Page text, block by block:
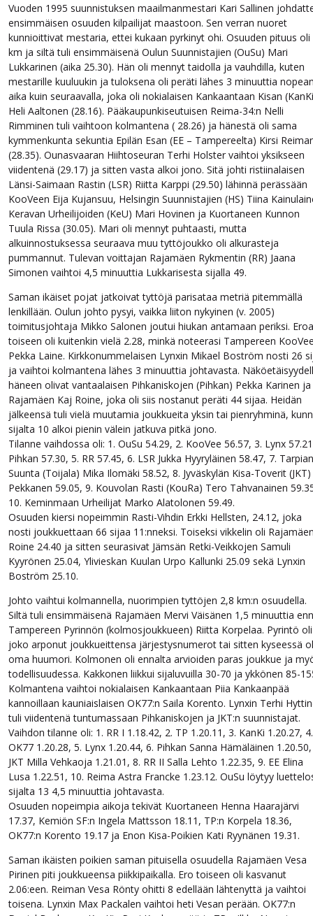
Vuoden 1995 suunnistuksen maailmanmestari Kari Sallinen
ensimmäisen osuuden kilpailijat maastoon. Sen verran nuoret
kunnioittivat mestaria, ettei kukaan pyrkinyt ohi. Osuuden pituus oli
km ja siltä tuli ensimmäisenä Oulun Suunnistajien (OuSu) Mari
Lukkarinen (aika 25.30). Hän oli mennyt taidolla ja vauhdilla, kuten
mestarille kuuluukin ja tuloksena oli peräti lähes 3 minuuttia
aika kuin seuraavalla, joka oli nokialaisen Kankaantaan Kisan
Heli Aaltonen (28.16). Pääkaupunkiseutuisen Reima-34:n Nelli
Rimminen tuli vaihtoon kolmantena ( 28.26) ja hänestä oli sama
kymmenkunta sekuntia Epilän Esan (EE – Tampereelta) Kirsi
(28.35). Ounasvaaran Hiihtoseuran Terhi Holster vaihtoi yksikseen
viidentenä (29.17) ja sitten vasta alkoi jono. Sitä johti ristiinalaisen
Länsi-Saimaan Rastin (LSR) Riitta Karppi (29.50) lähinnä perässään
KooVeen Eija Kujansuu, Helsingin Suunnistajien (HS) Tiina
Keravan Urheilijoiden (KeU) Mari Hovinen ja Kuortaneen Kunnon
Tuula Rissa (30.05). Mari oli mennyt puhtaasti, mutta
alkuinnostuksessa seuraava muu tyttöjoukko oli alkurasteja
pummannut. Tulevan voittajan Rajamäen Rykmentin (RR) Jaana
Simonen vaihtoi 4,5 minuuttia Lukkarisesta sijalla 49.
Saman ikäiset pojat jatkoivat tyttöjä parisataa metriä pitemmällä
lenkillään. Oulun johto pysyi, vaikka liiton nykyinen (v. 2005)
toimitusjohtaja Mikko Salonen joutui hiukan antamaan periksi. Eroa
toiseen oli kuitenkin vielä 2.28, minkä noteerasi Tampereen
Pekka Laine. Kirkkonummelaisen Lynxin Mikael Boström nosti 26
ja vaihtoi kolmantena lähes 3 minuuttia johtavasta.
häneen olivat vantaalaisen Pihkaniskojen (Pihkan) Pekka Karinen ja
Rajamäen Kaj Roine, joka oli siis nostanut peräti 44 sijaa. Heidän
jälkeensä tuli vielä muutamia joukkueita yksin tai pienryhminä,
sijalta 10 alkoi pienin välein jatkuva pitkä jono.
Tilanne vaihdossa oli: 1. OuSu 54.29, 2. KooVee 56.57, 3. Lynx
Pihkan 57.30, 5. RR 57.45, 6. LSR Jukka Hyyryläinen 58.47, 7. Tarpian
Suunta (Toijala) Mika Ilomäki 58.52, 8. Jyväskylän Kisa-Toverit (JKT)
Pekkanen 59.05, 9. Kouvolan Rasti (KouRa) Tero Tahvanainen
10. Keminmaan Urheilijat Marko Alatolonen 59.49.
Osuuden kiersi nopeimmin Rasti-Vihdin Erkki Hellsten, 24.12, joka
nosti joukkuettaan 66 sijaa 11:nneksi. Toiseksi vikkelin oli
Roine 24.40 ja sitten seurasivat Jämsän Retki-Veikkojen Samuli
Kyyrönen 25.04, Ylivieskan Kuulan Urpo Kallunki 25.09 sekä Lynxin
Boström 25.10.
Johto vaihtui kolmannella, nuorimpien tyttöjen 2,8 km:n osuudella.
Siltä tuli ensimmäisenä Rajamäen Mervi Väisänen 1,5 minuuttia
Tampereen Pyrinnön (kolmosjoukkueen) Riitta Korpelaa. Pyrintö oli
joko arponut joukkueittensa järjestysnumerot tai sitten kyseessä
oma huumori. Kolmonen oli ennalta arvioiden paras joukkue ja
todellisuudessa. Kakkonen liikkui sijaluvuilla 30-70 ja ykkönen 85-
Kolmantena vaihtoi nokialaisen Kankaantaan Piia Kankaanpää
kannoillaan kauniaislaisen OK77:n Saila Korento. Lynxin Terhi
tuli viidentenä tuntumassaan Pihkaniskojen ja JKT:n suunnistajat.
Vaihdon tilanne oli: 1. RR I 1.18.42, 2. TP 1.20.11, 3. KanKi 1.20.27, 4.
OK77 1.20.28, 5. Lynx 1.20.44, 6. Pihkan Sanna Hämäläinen
JKT Milla Vehkaoja 1.21.01, 8. RR II Salla Lehto 1.22.35, 9. EE Elina
Lusa 1.22.51, 10. Reima Astra Francke 1.23.12. OuSu löytyy
sijalta 13 4,5 minuuttia johtavasta.
Osuuden nopeimpia aikoja tekivät Kuortaneen Henna Haarajärvi
17.37, Kemiön SF:n Ingela Mattsson 18.11, TP:n Korpela 18.36,
OK77:n Korento 19.17 ja Enon Kisa-Poikien Kati Ryynänen 19.31.
Saman ikäisten poikien saman pituisella osuudella Rajamäen Vesa
Pirinen piti joukkueensa piikkipaikalla. Ero toiseen oli kasvanut
2.06:een. Reiman Vesa Rönty ohitti 8 edellään lähtenyttä ja vaihtoi
toisena. Lynxin Max Packalen vaihtoi heti Vesan perään. OK77:n